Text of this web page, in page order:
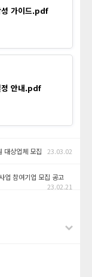
성 가이드.pdf
정 안내.pdf
대상업체 모집 23.03.02
업 참여기업 모집 공고
23.02.21